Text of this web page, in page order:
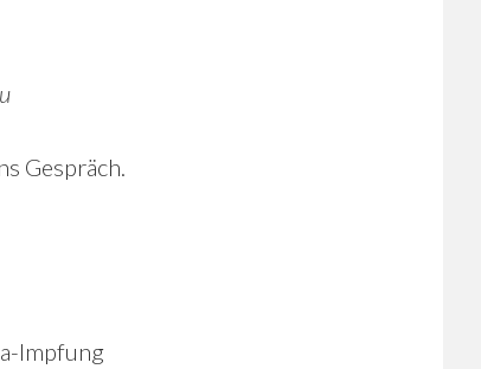
Gespräch.
Impfung